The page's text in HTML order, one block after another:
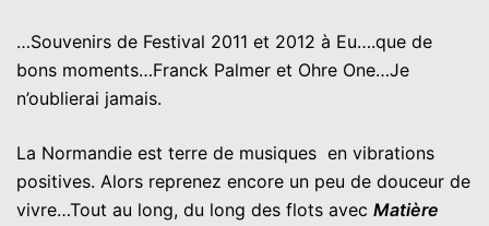
…Souvenirs de Festival 2011 et 2012 à Eu….que de
bons moments…Franck Palmer et Ohre One…Je
n’oublierai jamais.
La Normandie est terre de musiques en vibrations
positives. Alors reprenez encore un peu de douceur de
vivre…Tout au long, du long des flots avec Matière